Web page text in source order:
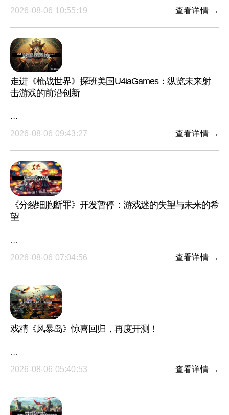
2026-08-06 10:55:19
查看详情 →
走进《枪战世界》探班美国U4iaGames：纵览未来射
击游戏的前沿创新
···
2026-08-06 09:43:27
查看详情 →
《分裂细胞断罪》开发暂停：游戏迷的失望与未来的希
望
···
2026-08-06 07:04:56
查看详情 →
戏精《风暴岛》惊喜回归，再度开测！
···
2026-08-06 05:40:53
查看详情 →